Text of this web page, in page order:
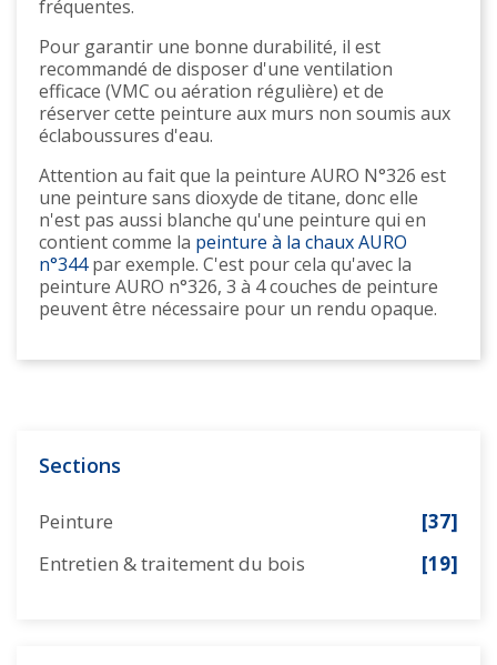
Sections
Peinture
[37]
Entretien & traitement du bois
[19]
fréquentes.
Pour garantir une bonne durabilité, il est
recommandé de disposer d'une ventilation
efficace (VMC ou aération régulière) et de
réserver cette peinture aux murs non soumis aux
éclaboussures d'eau.
Attention au fait que la peinture AURO N°326 est
une peinture sans dioxyde de titane, donc elle
n'est pas aussi blanche qu'une peinture qui en
contient comme la peinture à la chaux AURO
n°344par exemple. C'est pour cela qu'avec la
peinture AURO n°326, 3 à 4 couches de peinture
peuvent être nécessaire pour un rendu opaque.